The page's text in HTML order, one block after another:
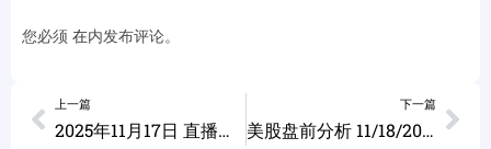
您必须 在内发布评论。
上一篇
2025年11月17日 直播回放 ADBE CRCL GOOG TSLA META
下一篇
美股盘前分析 11/18/2025